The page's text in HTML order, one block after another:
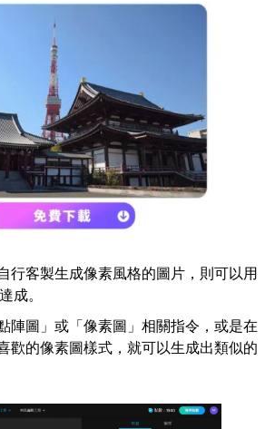
行客製生成像素風格的圖片，則可以用
成。
陣圖」或「像素圖」相關指令，或是在
歡的像素圖樣式，就可以生成出類似的